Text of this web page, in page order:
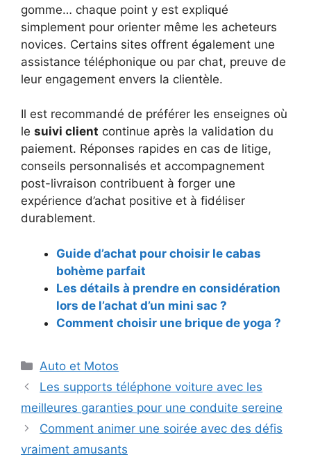
gomme… chaque point y est expliqué
simplement pour orienter même les acheteurs
novices. Certains sites offrent également une
assistance téléphonique ou par chat, preuve de
leur engagement envers la clientèle.
Il est recommandé de préférer les enseignes où
le suivi client continue après la validation du
paiement. Réponses rapides en cas de litige,
conseils personnalisés et accompagnement
post-livraison contribuent à forger une
expérience d’achat positive et à fidéliser
durablement.
Guide d’achat pour choisir le cabas
bohème parfait
Les détails à prendre en considération
lors de l’achat d’un mini sac ?
Comment choisir une brique de yoga ?
Catégories
Auto et Motos
Navigation
des
Les supports téléphone voiture avec les
meilleures garanties pour une conduite sereine
Comment animer une soirée avec des défis
vraiment amusants